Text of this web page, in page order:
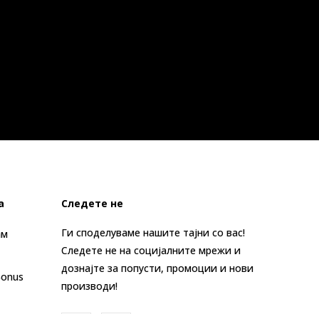
Следете не
Ги споделуваме нашите тајни со вас!
Следете не на социјалните мрежи и
дознајте за попусти, промоции и нови
производи!